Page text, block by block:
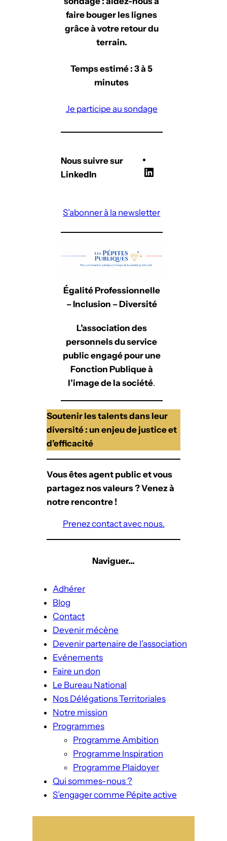
faire bouger les lignes
grâce à votre retour du
terrain.
Temps estimé : 3 à 5
minutes
Je participe au sondage
Nous suivre sur
LinkedIn
k
I
S’abonner à la newsletter
Égalité Professionnelle
– Inclusion – Diversité
L’association des
personnels du service
public engagé pour une
Fonction Publique à
l’image de la société.
Soutenir les talents dans leur
diversité : un enjeu de justice et
d’efficacité
Vous êtes agent public et vous
partagez nos valeurs ? Venez à
notre rencontre !
Prenez contact avec nous.
Naviguer…
Adhérer
Blog
Contact
Devenir mécène
Devenir partenaire de l’association
Evénements
Faire un don
Le Bureau National
Nos Délégations Territoriales
Notre mission
Programmes
Programme Ambition
Programme Inspiration
Programme Plaidoyer
Qui sommes-nous ?
S’engager comme Pépite active